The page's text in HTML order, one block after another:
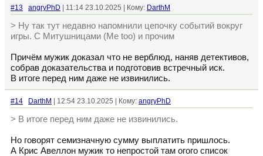
#13 angryPhD | 11:14 23.10.2025 | Кому: DarthM
> Ну так тут недавно напомнили цепочку событий вокруг
игры. С Митушницами (Me too) и прочим
Причём мужик доказал что не верблюд, наняв детективов,
собрав доказательства и подготовив встречный иск.
В итоге перед ним даже не извинились.
#14 DarthM | 12:54 23.10.2025 | Кому: angryPhD
> В итоге перед ним даже не извинились.
Но говорят семизначную сумму выплатить пришлось.
А Крис Авеллон мужик то непростой там огого список